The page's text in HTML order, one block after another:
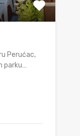
Perućac,
parku…